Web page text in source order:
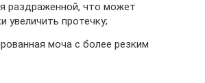
раздраженной, что может
увеличить протечку;
моча с более резким